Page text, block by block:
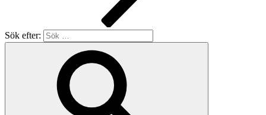
Sök efter: